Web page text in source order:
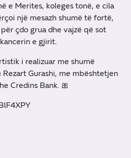
e Merites, koleges tonë, e cila
një mesazh shumë të fortë,
çdo grua dhe vajzë që sot
e gjirit.
i realizuar me shumë
Gurashi, me mbështetjen
Credins Bank. 🎀